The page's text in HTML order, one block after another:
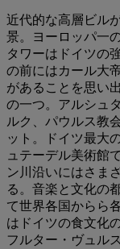
近代的な高層ビル
景。ヨーロッパ一
タワーはドイツの
の前にはカール大
があることを思い
の一つ。アルシュ
ルク、パウルス教
ット。ドイツ最大
ュテーデル美術館
ン川沿いにはさま
る。音楽と文化の
て世界各国からら
はドイツの食文化
フルター・ヴュル